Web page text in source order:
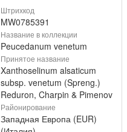
Штрихкод
MW0785391
Название в коллекции
Peucedanum venetum
Принятое название
Xanthoselinum alsaticum
subsp. venetum (Spreng.)
Reduron, Charpin & Pimenov
Районирование
Западная Европа (EUR)